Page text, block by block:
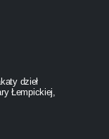
dzieł
Łempickiej,